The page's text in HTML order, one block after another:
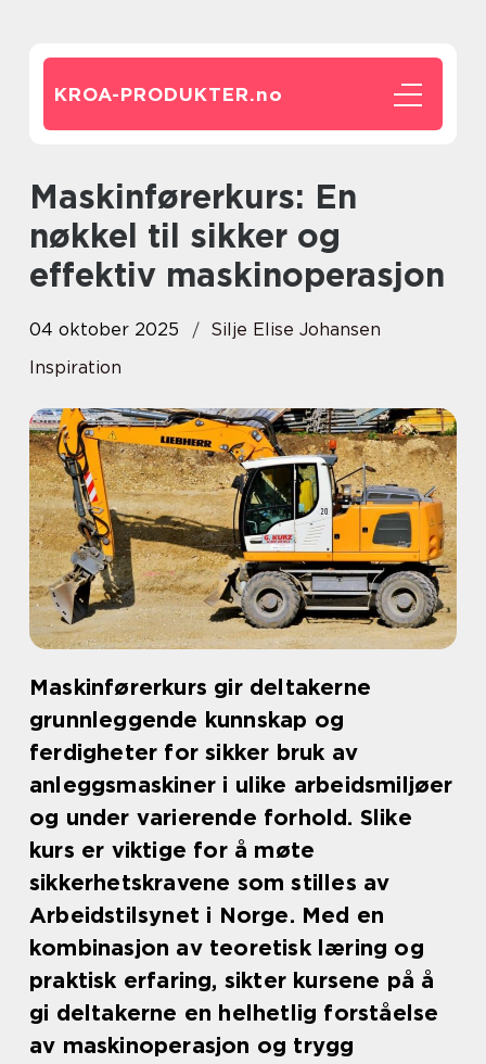
KROA-PRODUKTER.no
Maskinførerkurs: En
nøkkel til sikker og
effektiv maskinoperasjon
04 oktober 2025
Silje Elise Johansen
Inspiration
Maskinførerkurs gir deltakerne
grunnleggende kunnskap og
ferdigheter for sikker bruk av
anleggsmaskiner i ulike arbeidsmiljøer
og under varierende forhold. Slike
kurs er viktige for å møte
sikkerhetskravene som stilles av
Arbeidstilsynet i Norge. Med en
kombinasjon av teoretisk læring og
praktisk erfaring, sikter kursene på å
gi deltakerne en helhetlig forståelse
av maskinoperasjon og trygg